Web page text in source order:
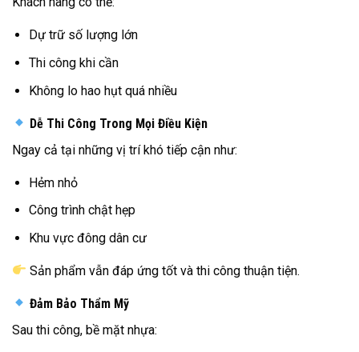
Dự trữ số lượng lớn
Thi công khi cần
Không lo hao hụt quá nhiều
Dễ Thi Công Trong Mọi Điều Kiện
Ngay cả tại những vị trí khó tiếp cận như:
Hẻm nhỏ
Công trình chật hẹp
Khu vực đông dân cư
Sản phẩm vẫn đáp ứng tốt và thi công thuận tiện.
Đảm Bảo Thẩm Mỹ
Sau thi công, bề mặt nhựa: